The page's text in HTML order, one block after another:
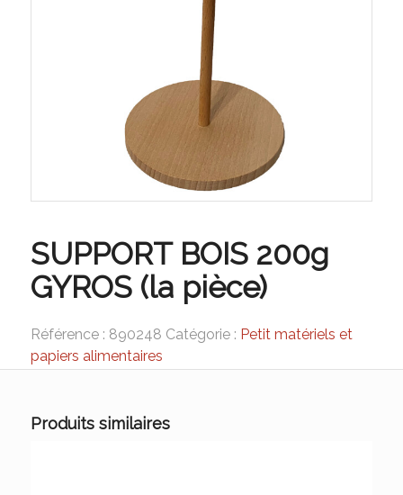
SUPPORT BOIS 200g
GYROS (la pièce)
Référence : 890248 Catégorie : Petit matériels et
papiers alimentaires
Produits similaires